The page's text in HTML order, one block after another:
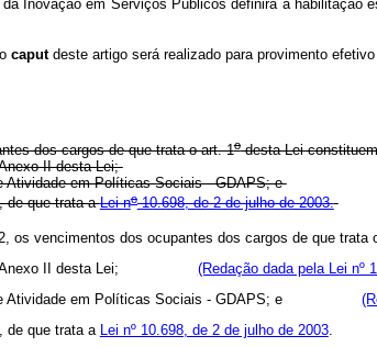
da Inovação em Serviços Públicos definirá a
caputdeste artigo será realizado para provimento
dos cargos de que trata o art. 1odesta Lei
II desta Lei;
Atividade em Políticas Sociais - GDAPS; e
de que trata aLei no10.698, de 2 de julho de 2003.
os vencimentos dos ocupantes dos cargos de que trata
o Anexo II desta Lei; (Redação dada pela Lei nº
de Atividade em Políticas Sociais - GDAPS; e
de que trata a Lei nº 10.698, de 2 de julho de 2003.